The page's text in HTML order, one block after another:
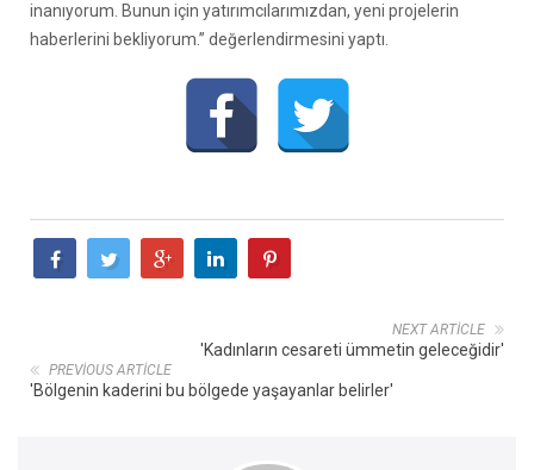
inanıyorum. Bunun için yatırımcılarımızdan, yeni projelerin
haberlerini bekliyorum.” değerlendirmesini yaptı.
NEXT ARTICLE
'Kadınların cesareti ümmetin geleceğidir'
PREVIOUS ARTICLE
'Bölgenin kaderini bu bölgede yaşayanlar belirler'